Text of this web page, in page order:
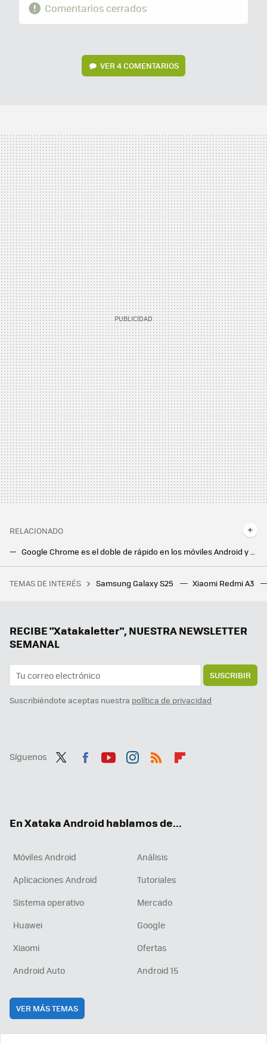
Comentarios cerrados
VER 4 COMENTARIOS
RELACIONADO
WhatsApp tiene dos nuevos iconos que no debemos perder de vista. Así son y esto es lo que significan
Al coche eléctrico de China sólo le faltaba un último empujón para comerse a Occidente: ver al hiperdeportivo de Xiaomi apareciendo en Gran Turismo
TEMAS DE INTERÉS Samsung Galaxy S25 Xiaomi Redmi A3
RECIBE "Xatakaletter", NUESTRA NEWSLETTER
SEMANAL
SUSCRIBIR
Suscribiéndote aceptas nuestra política de privacidad
Síguenos
En Xataka Android hablamos de...
Móviles Android
Análisis
Aplicaciones Android
Tutoriales
Sistema operativo
Mercado
Huawei
Google
Xiaomi
Ofertas
Android Auto
Android 15
VER MÁS TEMAS